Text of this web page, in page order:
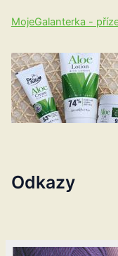
MojeGalanterka -
Odkazy